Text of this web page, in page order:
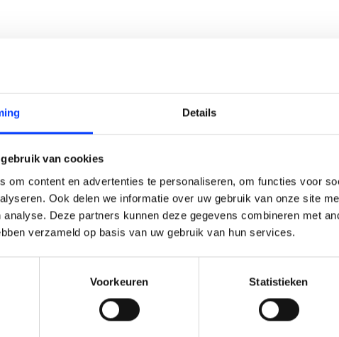
Details
van cookies
om content en advertenties te personaliseren, om functies voor
Ook delen we informatie over uw gebruik van onze site
analyse. Deze partners kunnen deze gegevens combineren met
verzameld op basis van uw gebruik van hun services.
Voorkeuren Statistieken
MELD JE AAN VOOR ONZE NIEUWSBRIEF
CLAIM KORTING OP JE
BESTELLING!
Ontvang je welkomstkorting tot 15 euro.
Minimale besteding 100 euro .
Email